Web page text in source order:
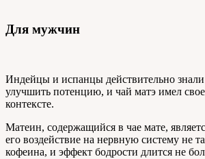
Для мужчин
Индейцы и испанцы действительно
улучшить потенцию, и чай матэ имел
контексте.
Матеин, содержащийся в чае мате,
его воздействие на нервную систему не
кофеина, и эффект бодрости длится не